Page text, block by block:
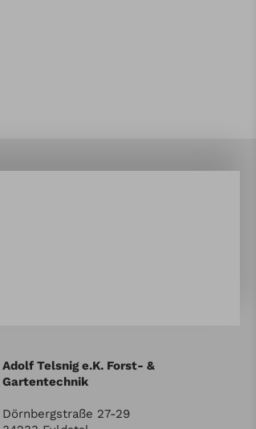
Adolf Telsnig e.K. Forst- &
Gartentechnik
Dörnbergstraße 27-29